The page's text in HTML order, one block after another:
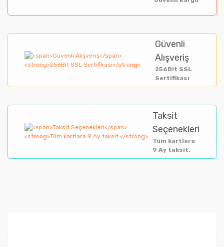
Güvenli
Alışveriş
256Bit SSL
Sertifikası
Taksit
Seçenekleri
Tüm kartlara
9 Ay taksit.